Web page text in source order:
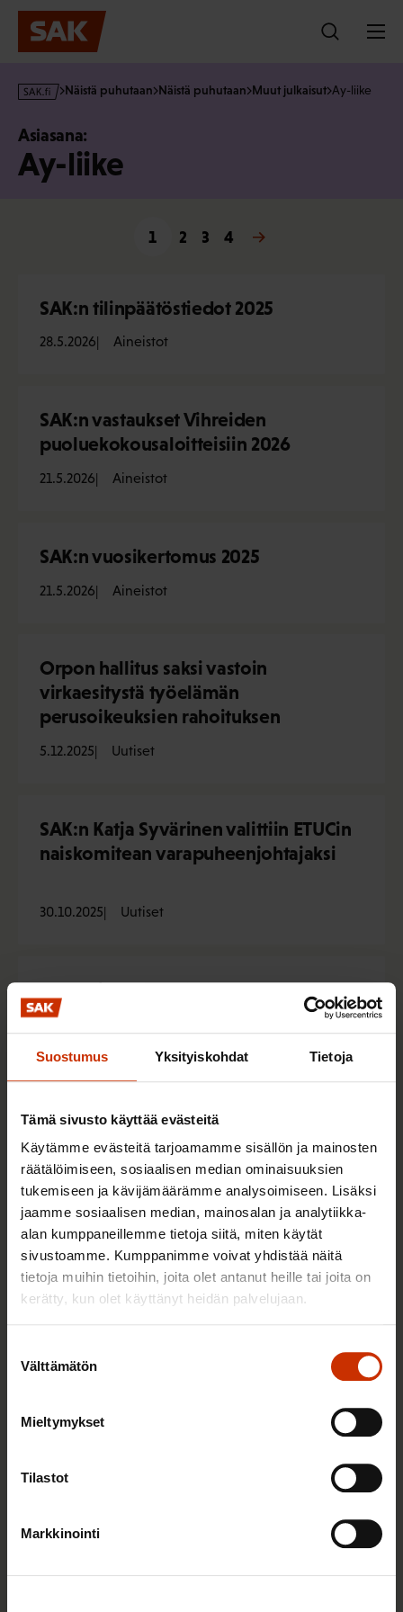
Suostumus Yksityiskohdat Tietoja
Tämä sivusto käyttää evästeitä
Käytämme evästeitä tarjoamamme sisällön ja mainosten
räätälöimiseen, sosiaalisen median ominaisuuksien
tukemiseen ja kävijämäärämme analysoimiseen. Lisäksi
jaamme sosiaalisen median, mainosalan ja analytiikka-
alan kumppaneillemme tietoja siitä, miten käytät
sivustoamme. Kumppanimme voivat yhdistää näitä
tietoja muihin tietoihin, joita olet antanut heille tai joita on
kerätty, kun olet käyttänyt heidän palvelujaan.
valinta
Välttämätön
Mieltymykset
Tilastot
Markkinointi
Hyppää
sisältöön
s
k
·
f
Näistä puhutaan Näistä puhutaan Muut julkaisut Ay-liike
Asiasana:
Ay-liike
1 2 3 4
Seuraava »
SAK:n tilinpäätöstiedot 2025
28.5.2026 Aineistot
SAK:n vastaukset Vihreiden
puoluekokousaloitteisiin 2026
21.5.2026 Aineistot
SAK:n vuosikertomus 2025
21.5.2026 Aineistot
Orpon hallitus saksi vastoin
virkaesitystä työelämän
perusoikeuksien rahoituksen
5.12.2025 Uutiset
SAK:n Katja Syvärinen valittiin ETUCin
naiskomitean varapuheenjohtajaksi
30.10.2025 Uutiset
Vero-oikeuden näkökulmat puoltavat
työmarkkinajärjestöjen jäsenmaksujen
verovähennysoikeuden säilyttämistä
4.8.2025 Uutiset
SAK:n vuosi 2024 on koottu
vuosikertomukseksi
22.5.2025 Uutiset
vähennysoikeuden poistamisen
21.5.2025
Miljardöörien vallankaappaus uhkaa